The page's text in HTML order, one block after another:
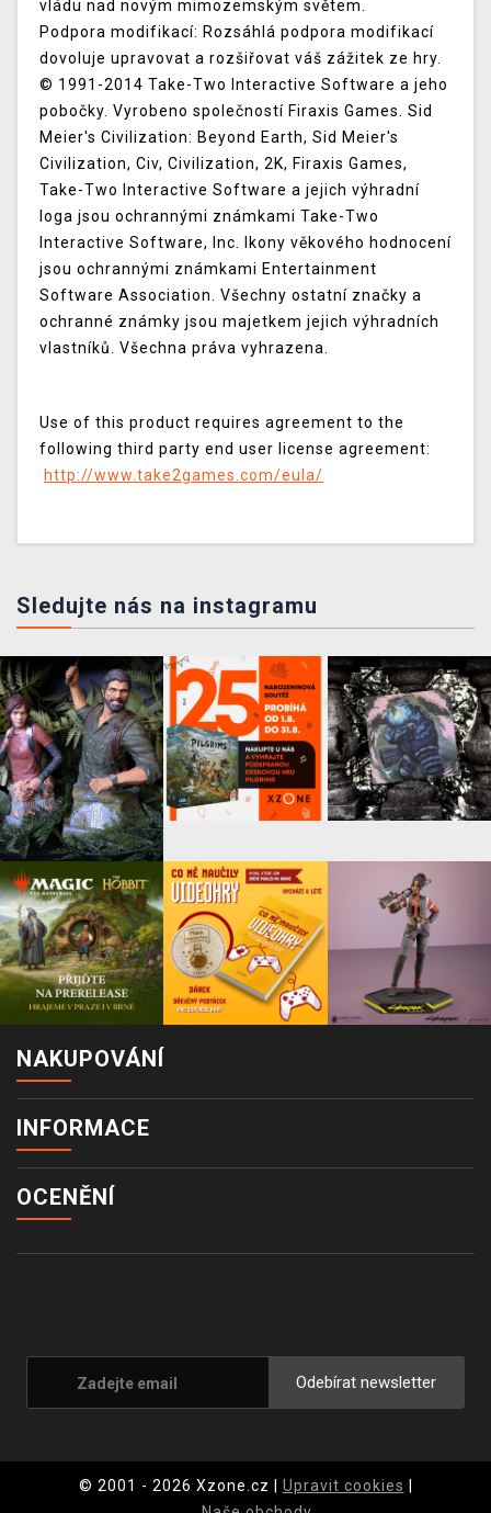
vládu nad novým mimozemským světem.
Podpora modifikací: Rozsáhlá podpora modifikací
dovoluje upravovat a rozšiřovat váš zážitek ze hry.
© 1991-2014 Take-Two Interactive Software a jeho
pobočky. Vyrobeno společností Firaxis Games. Sid
Meier's Civilization: Beyond Earth, Sid Meier's
Civilization, Civ, Civilization, 2K, Firaxis Games,
Take-Two Interactive Software a jejich výhradní
loga jsou ochrannými známkami Take-Two
Interactive Software, Inc. Ikony věkového hodnocení
jsou ochrannými známkami Entertainment
Software Association. Všechny ostatní značky a
ochranné známky jsou majetkem jejich výhradních
vlastníků. Všechna práva vyhrazena.
Use of this product requires agreement to the
following third party end user license agreement:
http://www.take2games.com/eula/
Sledujte nás na instagramu
NAKUPOVÁNÍ
INFORMACE
OCENĚNÍ
Odebírat newsletter
© 2001 - 2026 Xzone.cz | Upravit cookies